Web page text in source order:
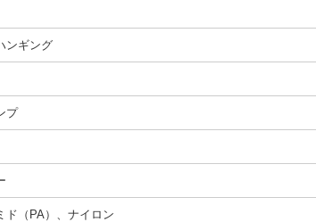
ンギング
プ
ド（PA）、ナイロン